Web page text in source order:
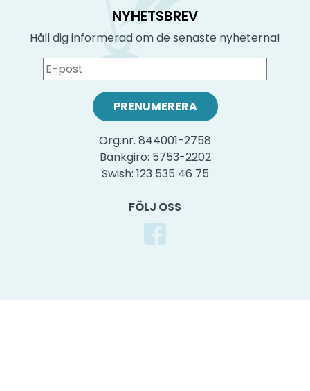
NYHETSBREV
Håll dig informerad om de senaste nyheterna!
Org.nr. 844001-2758
Bankgiro: 5753-2202
Swish: 123 535 46 75
FÖLJ OSS